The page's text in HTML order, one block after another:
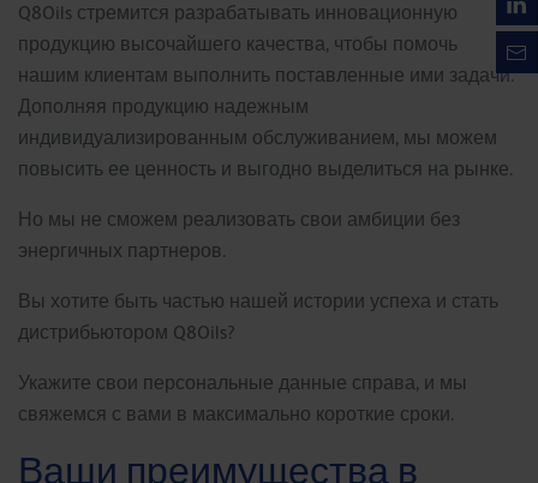
Q8Oils стремится разрабатывать инновационную
продукцию высочайшего качества, чтобы помочь
нашим клиентам выполнить поставленные ими задачи.
Дополняя продукцию надежным
индивидуализированным обслуживанием, мы можем
повысить ее ценность и выгодно выделиться на рынке.
Но мы не сможем реализовать свои амбиции без
энергичных партнеров.
Вы хотите быть частью нашей истории успеха и стать
дистрибьютором Q8Oils?
Укажите свои персональные данные справа, и мы
свяжемся с вами в максимально короткие сроки.
Ваши преимущества в